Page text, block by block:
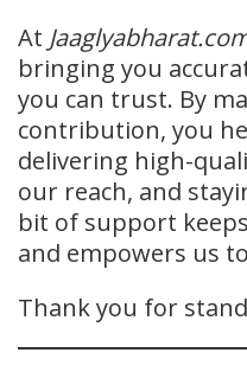
At
bringing you
you can trust. By
contribution, you
delivering high-
our reach, and
bit of support
and empowers us
Thank you for